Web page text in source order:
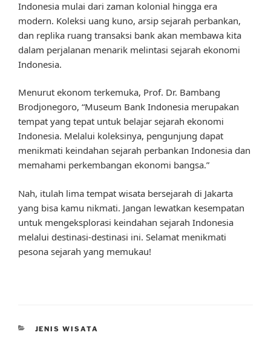
Indonesia mulai dari zaman kolonial hingga era
modern. Koleksi uang kuno, arsip sejarah perbankan,
dan replika ruang transaksi bank akan membawa kita
dalam perjalanan menarik melintasi sejarah ekonomi
Indonesia.
Menurut ekonom terkemuka, Prof. Dr. Bambang
Brodjonegoro, “Museum Bank Indonesia merupakan
tempat yang tepat untuk belajar sejarah ekonomi
Indonesia. Melalui koleksinya, pengunjung dapat
menikmati keindahan sejarah perbankan Indonesia dan
memahami perkembangan ekonomi bangsa.”
Nah, itulah lima tempat wisata bersejarah di Jakarta
yang bisa kamu nikmati. Jangan lewatkan kesempatan
untuk mengeksplorasi keindahan sejarah Indonesia
melalui destinasi-destinasi ini. Selamat menikmati
pesona sejarah yang memukau!
CATEGORIES
JENIS WISATA